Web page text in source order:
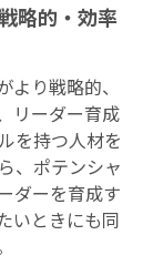
略的・効率
り戦略的、
リーダー育成
を持つ人材を
、ポテンシャ
ダーを育成す
いときにも同